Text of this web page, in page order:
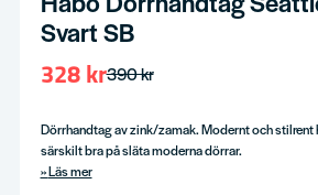
Svart SB
390 kr
328 kr
Dörrhandtag av zink/zamak. Modernt och stilrent
särskilt bra på släta moderna dörrar.
Läs mer